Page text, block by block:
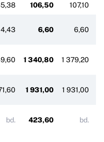
106,50 107,10
4,43 6,60 6,60
1 340,80 1 379,20
1 931,00 1 931,00
bd. 423,60 bd.